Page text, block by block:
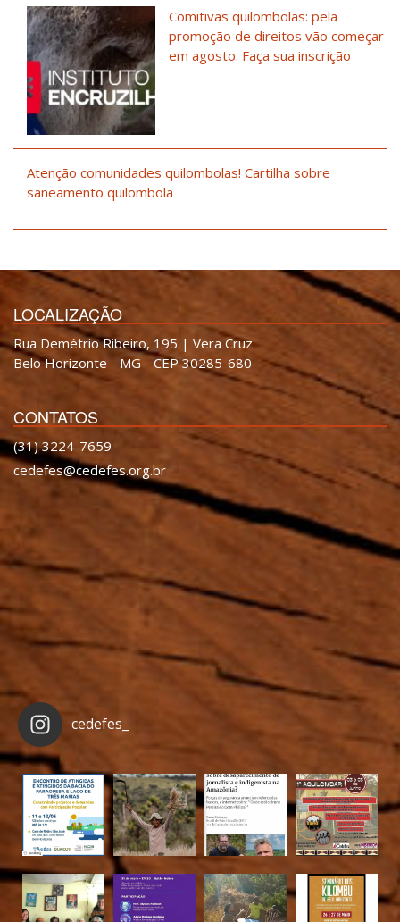
Comitivas quilombolas: pela
promoção de direitos vão começar
em agosto. Faça sua inscrição
Atenção comunidades quilombolas! Cartilha sobre
saneamento quilombola
LOCALIZAÇÃO
Rua Demétrio Ribeiro, 195 | Vera Cruz
Belo Horizonte - MG - CEP 30285-680
CONTATOS
(31) 3224-7659
cedefes@cedefes.org.br
cedefes_